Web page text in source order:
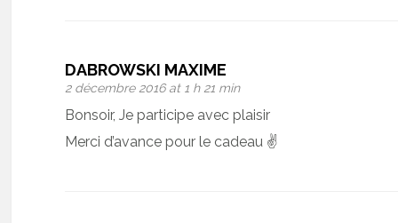
DABROWSKI MAXIME
2 décembre 2016 at 1 h 21 min
Bonsoir, Je participe avec plaisir
Merci d’avance pour le cadeau ✌️